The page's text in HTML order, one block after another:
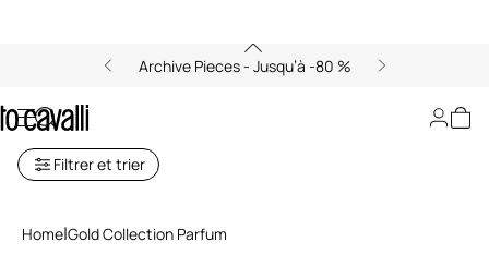
Archive Pieces - Jusqu’à -80 %
Gold Collection
Filtrer et trier
Home Gold Collection Parfum